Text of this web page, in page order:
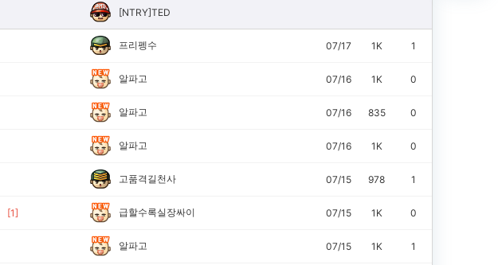
[NTRY]TED
프리펭수 07/17 1K 1
알파고 07/16 1K 0
알파고 07/16 835 0
알파고 07/16 1K 0
고품격길천사 07/15 978 1
[1] 급할수록실장싸이 07/15 1K 0
알파고 07/15 1K 1